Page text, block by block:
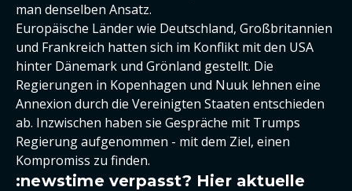
man denselben Ansatz.
Europäische Länder wie Deutschland, Großbritannien
und Frankreich hatten sich im Konflikt mit den USA
hinter Dänemark und Grönland gestellt. Die
Regierungen in Kopenhagen und Nuuk lehnen eine
Annexion durch die Vereinigten Staaten entschieden
ab. Inzwischen haben sie Gespräche mit Trumps
Regierung aufgenommen - mit dem Ziel, einen
Kompromiss zu finden.
:newstime verpasst? Hier aktuelle